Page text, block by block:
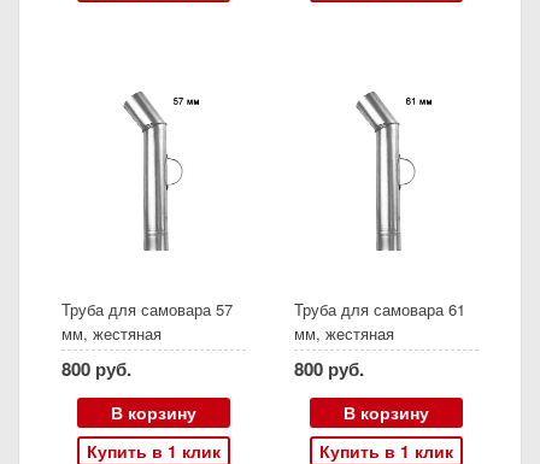
Труба для самовара 57
мм, жестяная
800 руб.
В корзину
Купить в 1 клик
Труба для самовара 61
мм, жестяная
800 руб.
В корзину
Купить в 1 клик